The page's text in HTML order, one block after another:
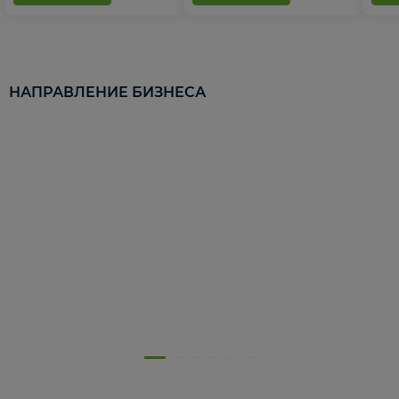
НАПРАВЛЕНИЕ БИЗНЕСА